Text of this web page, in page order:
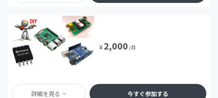
¥2,000 /月
詳細を見る 今すぐ参加する